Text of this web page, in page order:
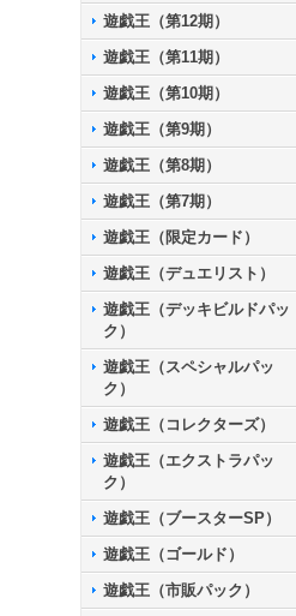
遊戯王（第12期）
遊戯王（第11期）
遊戯王（第10期）
遊戯王（第9期）
遊戯王（第8期）
遊戯王（第7期）
遊戯王（限定カード）
遊戯王（デュエリスト）
遊戯王（デッキビルドパッ
ク）
遊戯王（スペシャルパッ
ク）
遊戯王（コレクターズ）
遊戯王（エクストラパッ
ク）
遊戯王（ブースターSP）
遊戯王（ゴールド）
遊戯王（市販パック）